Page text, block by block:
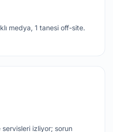
medya, 1 tanesi off-site.
izliyor; sorun